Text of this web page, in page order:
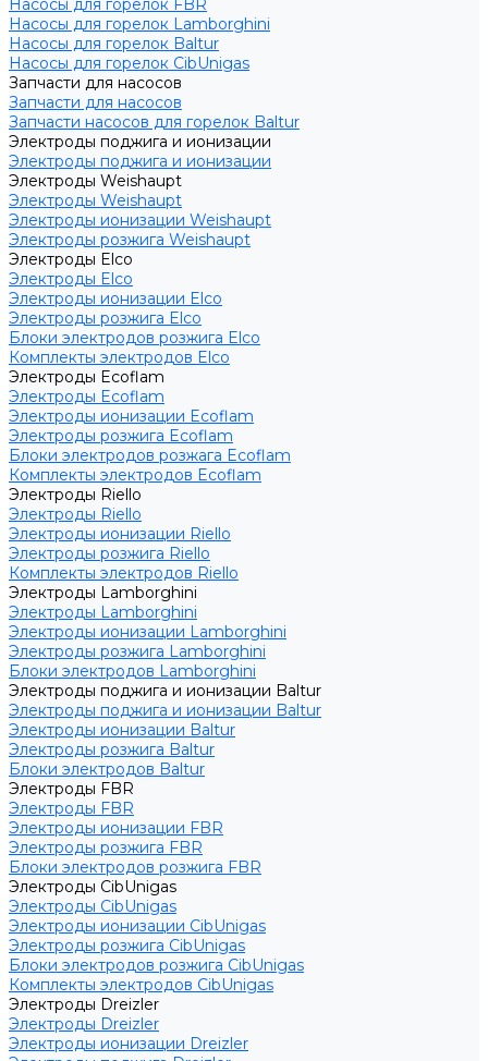
Насосы для горелок FBR
Насосы для горелок Lamborghini
Насосы для горелок Baltur
Насосы для горелок CibUnigas
Запчасти для насосов
Запчасти для насосов
Запчасти насосов для горелок Baltur
Электроды поджига и ионизации
Электроды поджига и ионизации
Электроды Weishaupt
Электроды Weishaupt
Электроды ионизации Weishaupt
Электроды розжига Weishaupt
Электроды Elco
Электроды Elco
Электроды ионизации Elco
Электроды розжига Elco
Блоки электродов розжига Elco
Комплекты электродов Elco
Электроды Ecoflam
Электроды Ecoflam
Электроды ионизации Ecoflam
Электроды розжига Ecoflam
Блоки электродов розжага Ecoflam
Комплекты электродов Ecoflam
Электроды Riello
Электроды Riello
Электроды ионизации Riello
Электроды розжига Riello
Комплекты электродов Riello
Электроды Lamborghini
Электроды Lamborghini
Электроды ионизации Lamborghini
Электроды розжига Lamborghini
Блоки электродов Lamborghini
Электроды поджига и ионизации Baltur
Электроды поджига и ионизации Baltur
Электроды ионизации Baltur
Электроды розжига Baltur
Блоки электродов Baltur
Электроды FBR
Электроды FBR
Электроды ионизации FBR
Электроды розжига FBR
Блоки электродов розжига FBR
Электроды CibUnigas
Электроды CibUnigas
Электроды ионизации CibUnigas
Электроды розжига CibUnigas
Блоки электродов розжига CibUnigas
Комплекты электродов CibUnigas
Электроды Dreizler
Электроды Dreizler
Электроды ионизации Dreizler